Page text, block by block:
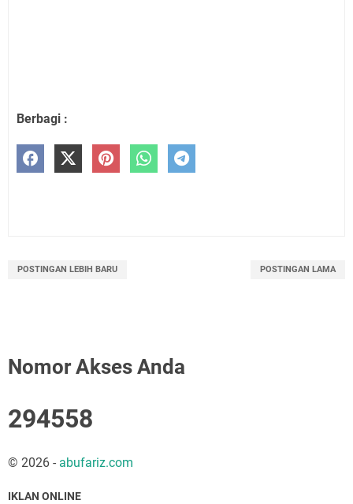
Berbagi :
POSTINGAN LEBIH BARU POSTINGAN LAMA
Nomor Akses Anda
294558
© 2026 - abufariz.com
IKLAN ONLINE